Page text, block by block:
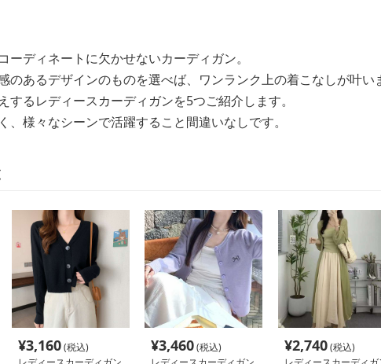
ーディネートに欠かせないカーディガン。
のあるデザインのものを選べば、ワンランク上の着こなしが叶い
するレディースカーディガンを5つご紹介します。
、様々なシーンで活躍すること間違いなしです。
¥3,160(税込)
¥3,460(税込)
¥2,740(税込)